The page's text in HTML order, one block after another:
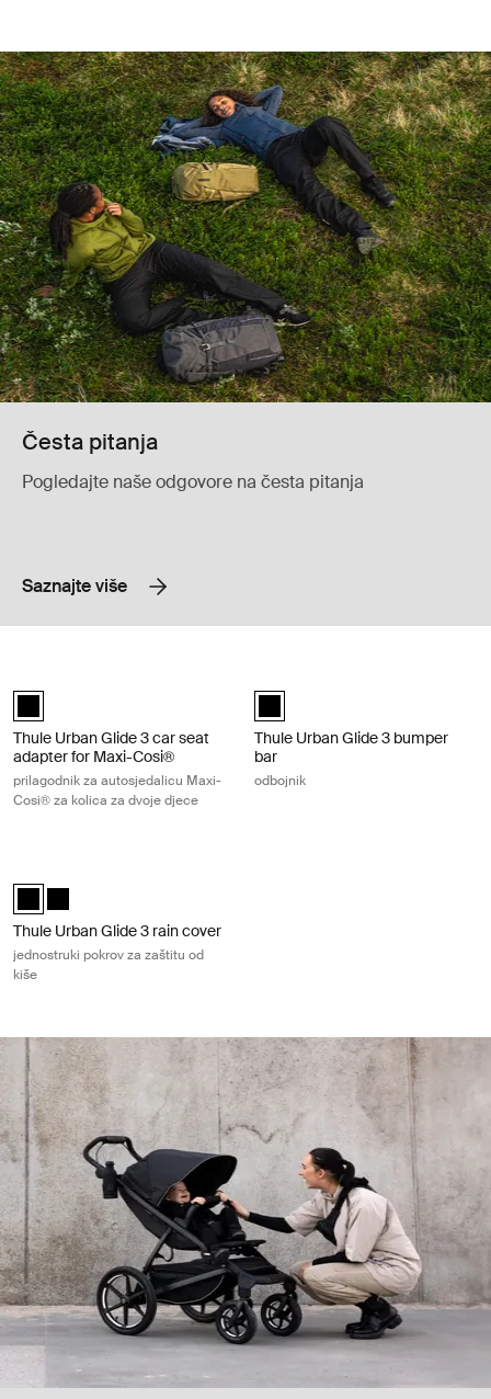
Česta pitanja
Pogledajte naše odgovore na česta pitanja
Saznajte više
Thule Urban Glide 3 car seat adapter double Maxi-Cosi® Crna
Thule Urban Glide 3 car seat
adapter for Maxi-Cosi®
prilagodnik za autosjedalicu Maxi-
Cosi® za kolica za dvoje djece
Thule Urban Glide 3 bumper bar
Thule Urban Glide 3 bumper
bar
odbojnik
Thule Urban Glide 3 rain cover Crna (selected)
Thule Urban Glide 3 rain cover Crna
Thule Urban Glide 3 rain cover
jednostruki pokrov za zaštitu od
kiše